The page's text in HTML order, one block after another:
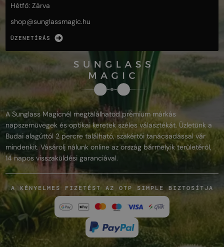
Hétfő: Zárva
shop@sunglassmagic.hu
ÜZENETÍRÁS
A Sunglass Magicnél megtalálhatod prémium márkás
napszemüvegek és optikai keretek széles választékát. Üzletünk a
Budai alagúttól 2 percre található, szakértői tanácsadással vár
mindenkit. Vásárolj nálunk online az ország bármelyik területéről,
14 napos visszaküldési garanciával.
A KÉNYELMES FIZETÉST AZ OTP SIMPLE BIZTOSÍTJA